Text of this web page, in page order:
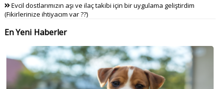
Evcil dostlarımızın aşı ve ilaç takibi için bir uygulama geliştirdim
(Fikirlerinize ihtiyacım var ??)
En Yeni Haberler